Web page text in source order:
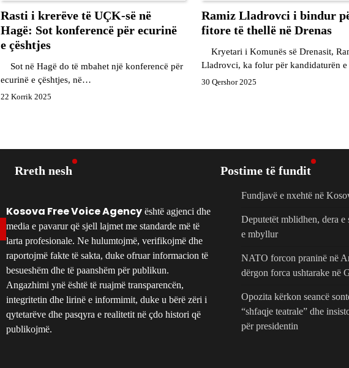
Rasti i krerëve të UÇK-së në
Hagë: Sot konferencë për ecurinë
e çështjes
Sot në Hagë do të mbahet një konferencë për
ecurinë e çështjes, në…
22 Korrik 2025
Ramiz Lladrovci i bindur
fitore të thellë në Drenas
Kryetari i Komunës së Drenasit,
Lladrovci, ka folur për kandidaturën
30 Qershor 2025
Rreth nesh
Kosova Free Voice Agency është agjenci dhe
media e pavarur që sjell lajmet me standarde më të
larta profesionale. Ne hulumtojmë, verifikojmë dhe
raportojmë fakte të sakta, duke ofruar informacion të
besueshëm dhe të paanshëm për publikun.
Angazhimi ynë është të ruajmë transparencën,
integritetin dhe lirinë e informimit, duke u bërë zëri i
qytetarëve dhe pasqyra e realitetit në çdo histori që
publikojmë.
Postime të fundit
Fundjavë e nxehtë në
Deputetët mblidhen, dera e
e mbyllur
NATO forcon praninë në
dërgon forca ushtarake në
Opozita kërkon seancë
“shfaqje teatrale” dhe
për presidentin